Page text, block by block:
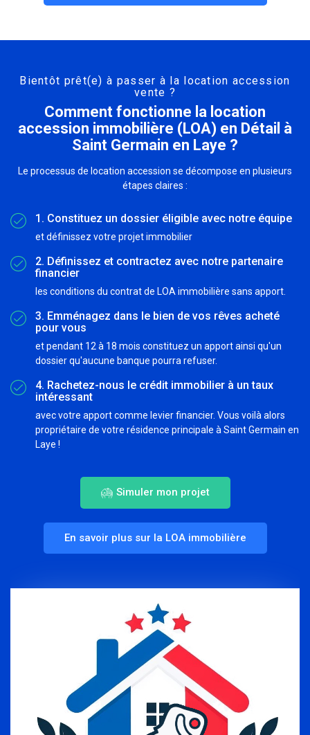
Bientôt prêt(e) à passer à la location accession
vente ?
Comment fonctionne la location
accession immobilière (LOA) en Détail à
Saint Germain en Laye ?
Le processus de location accession se décompose en plusieurs
étapes claires :
1. Constituez un dossier éligible avec notre équipe
et définissez votre projet immobilier
2. Définissez et contractez avec notre partenaire
financier
les conditions du contrat de LOA immobilière sans apport.
3. Emménagez dans le bien de vos rêves acheté
pour vous
et pendant 12 à 18 mois constituez un apport ainsi qu'un
dossier qu'aucune banque pourra refuser.
4. Rachetez-nous le crédit immobilier à un taux
intéressant
avec votre apport comme levier financier. Vous voilà alors
propriétaire de votre résidence principale à Saint Germain en
Laye !
Simuler mon projet
En savoir plus sur la LOA immobilière